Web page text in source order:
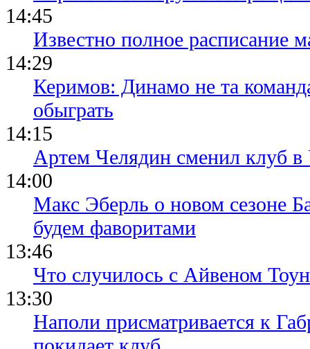
14:45
Известно полное расписание
14:29
Керимов: Динамо не та
обыграть
14:15
Артем Челядин сменил клуб
14:00
Макс Эберль о новом сезоне
будем фаворитами
13:46
Что случилось с Айвеном
13:30
Наполи присматривается к